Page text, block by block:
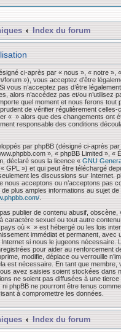
Index du forum
ci-après par « nous », « notre »,
forum »), vous acceptez d’être
vous n’acceptez pas d’être
alors n’accédez pas et/ou n’utilisez
quel moment et nous ferons tout
prudent de vérifier régulièrement
« » alors que des changements ont
responsable des conditions
par phpBB (désigné ci-après par
», « phpBB Limited », «
déclaré sous la licence « GNU
GPL ») et qui peut être téléchargé
les discussions sur Internet.
nous acceptons ou n’acceptons pas
plus amples informations au sujet de
publier de contenu abusif, obscène,
caractère sexuel ou tout autre
où « » est hébergé ou les lois
immédiat et permanent, avec
si nous le jugeons nécessaire.
pour aider au renforcement
modifie, déplace ou verrouille
est nécessaire. En tant que membre,
avez saisies soient stockées dans
ne soient pas diffusées à une
phpBB ne pourront être tenus
à compromettre les données.
Index du forum